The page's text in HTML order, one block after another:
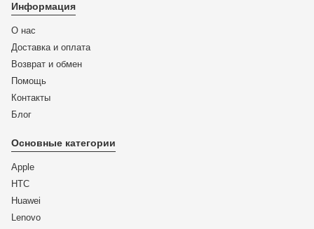
Информация
О нас
Доставка и оплата
Возврат и обмен
Помощь
Контакты
Блог
Основные категории
Apple
HTC
Huawei
Lenovo